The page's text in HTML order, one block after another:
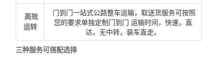
高效
运转
门到门一站式公路整车运输，取送货服务可按照
您的要求单独定制门到门 运输时间，快速，直
达，无中转，装车直走。
三种服务可搭配选择